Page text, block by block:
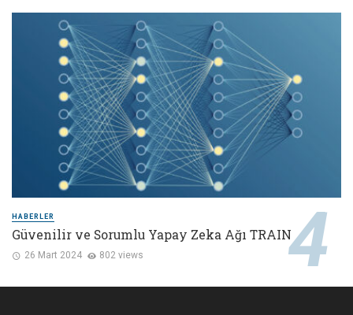
HABERLER
Güvenilir ve Sorumlu Yapay Zeka Ağı TRAIN
26 Mart 2024 802 views